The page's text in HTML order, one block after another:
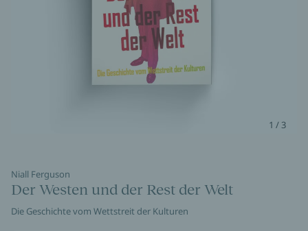
1 / 3
Niall Ferguson
Der Westen und der Rest der Welt
Die Geschichte vom Wettstreit der Kulturen